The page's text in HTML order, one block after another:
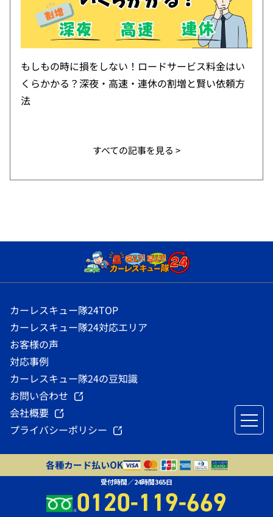
もしもの時に損をしない！ロードサービス料金はい
くらかかる？深夜・高速・連休の割増と賢い依頼方
法
すべての記事を見る >
各種カード払いOK
受付時間／24時間365日
0120-119-669
カーレスキュー隊24TOP
カーレスキュー隊24対応エリア
お客様の声
対応事例
カーレスキュー隊24の豆知識
お問い合わせ
会社概要
プライバシーポリシー
主要エリア
三重県四日市市
愛知県名古屋市
愛知県稲沢市